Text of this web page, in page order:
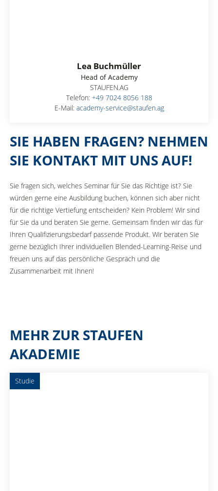
Lea Buchmüller
Head of Academy
STAUFEN.AG
Telefon: +49 7024 8056 188
E-Mail: academy-service@staufen.ag
SIE HABEN FRAGEN? NEHMEN
SIE KONTAKT MIT UNS AUF!
Sie fragen sich, welches Seminar für Sie das Richtige ist? Sie
würden gerne eine Ausbildung buchen, können sich aber nicht
für die richtige Vertiefung entscheiden? Kein Problem! Wir sind
für Sie da und beraten Sie gerne. Gemeinsam finden wir das für
Ihren Qualifizierungsbedarf passende Produkt. Wir beraten Sie
gerne bezüglich Ihrer individuellen Blended-Learning-Reise und
freuen uns auf das persönliche Gespräch und die
Zusammenarbeit mit Ihnen!
MEHR ZUR STAUFEN
AKADEMIE
Studie